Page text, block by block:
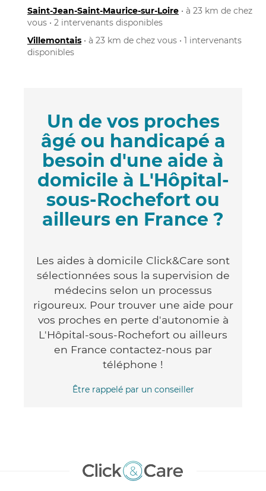
Saint-Jean-Saint-Maurice-sur-Loire • à 23 km de chez
vous • 2 intervenants disponibles
Villemontais • à 23 km de chez vous • 1 intervenants
disponibles
Un de vos proches
âgé ou handicapé a
besoin d'une aide à
domicile à L'Hôpital-
sous-Rochefort ou
ailleurs en France ?
Les aides à domicile Click&Care sont
sélectionnées sous la supervision de
médecins selon un processus
rigoureux. Pour trouver une aide pour
vos proches en perte d'autonomie à
L'Hôpital-sous-Rochefort ou ailleurs
en France contactez-nous par
téléphone !
Être rappelé par un conseiller